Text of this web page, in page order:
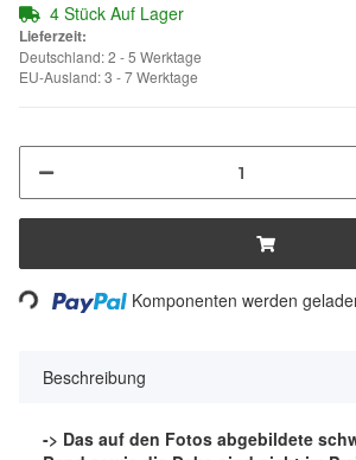
4 Stück Auf Lager
Lieferzeit:
Deutschland: 2 - 5 Werktage
EU-Ausland: 3 - 7 Werktage
Loading... Komponenten werden
Beschreibung
-> Das auf den Fotos abgebildete